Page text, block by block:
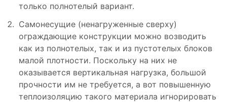
только полнотелый вариант.
Самонесущие (ненагруженные сверху)
ограждающие конструкции можно возводить
как из полнотелых, так и из пустотелых блоков
малой плотности. Поскольку на них не
оказывается вертикальная нагрузка, большой
прочности им не требуется, а вот повышенную
теплоизоляцию такого материала игнорировать